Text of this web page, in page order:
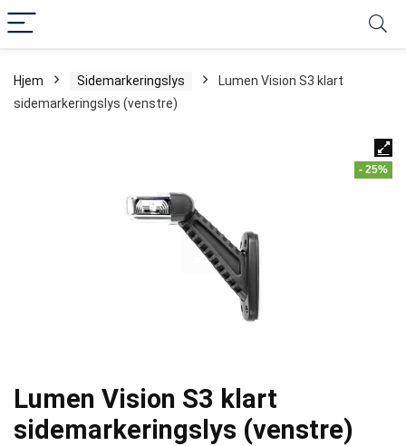
Hjem Sidemarkeringslys
Lumen Vision S3 klart
sidemarkeringslys (venstre)
- 25%
Lumen Vision S3 klart
sidemarkeringslys (venstre)